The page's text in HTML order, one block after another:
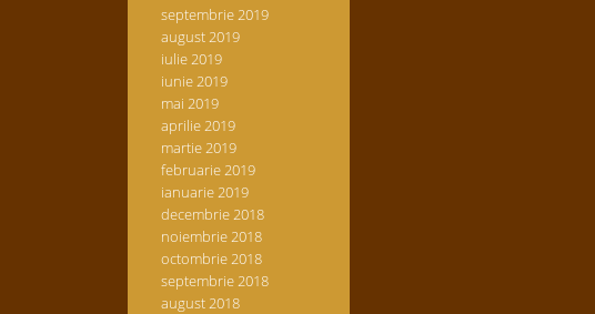
septembrie 2019
august 2019
iulie 2019
iunie 2019
mai 2019
aprilie 2019
martie 2019
februarie 2019
ianuarie 2019
decembrie 2018
noiembrie 2018
octombrie 2018
septembrie 2018
august 2018